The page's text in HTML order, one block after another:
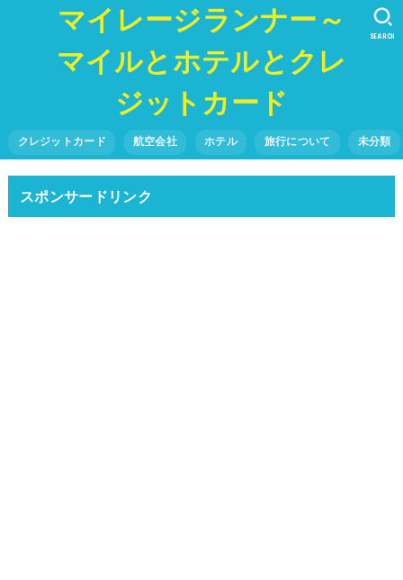
マイレージランナー～
マイルとホテルとクレ
ジットカード
クレジットカード 航空会社 ホテル 旅行について 未分類
SEARCH
スポンサードリンク